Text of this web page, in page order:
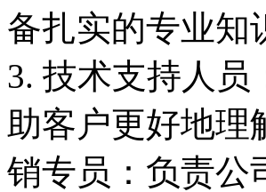
备扎实的专业知
3. 技术支持人
助客户更好地理
销专员：负责公